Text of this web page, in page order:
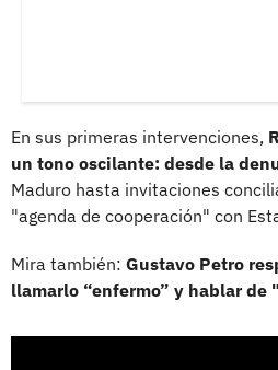
En sus primeras intervenciones,
un tono oscilante: desde la
Maduro hasta invitaciones
"agenda de cooperación" con
Mira también: Gustavo Petro
llamarlo “enfermo” y hablar de